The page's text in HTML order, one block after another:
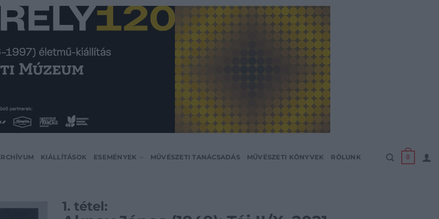
KIÁLLÍTÁSOK ESEMÉNYEK MŰVÉSZETI TANÁCSADÁS MŰVÉSZETI KÖNYVEK RÓLUNK 0
1. tétel: